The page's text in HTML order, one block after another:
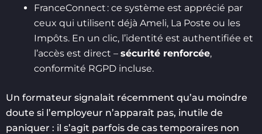
FranceConnect : ce système est apprécié par
ceux qui utilisent déjà Ameli, La Poste ou les
Impôts. En un clic, l’identité est authentifiée et
l’accès est direct – sécurité renforcée,
conformité RGPD incluse.
Un formateur signalait récemment qu’au moindre
doute si l’employeur n’apparaît pas, inutile de
paniquer : il s’agit parfois de cas temporaires non